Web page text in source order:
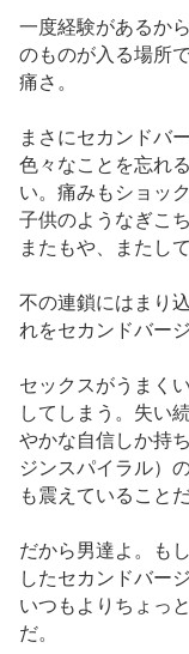
一度経験があるか
のものが入る場所
痛さ。
まさにセカンドバ
色々なことを忘れ
い。痛みもショッ
子供のようなぎこ
またもや、またし
不の連鎖にはまり
れをセカンドバー
セックスがうまく
してしまう。失い
やかな自信しか持
ジンスパイラル）
も震えていることだ
だから男達よ。も
したセカンドバー
いつもよりちょっ
だ。